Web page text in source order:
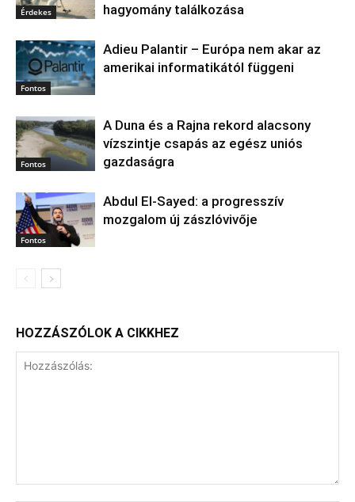
Érdekes
hagyomány találkozása
Fontos
Adieu Palantir – Európa nem akar az
amerikai informatikától függeni
Fontos
A Duna és a Rajna rekord alacsony
vízszintje csapás az egész uniós
gazdaságra
Fontos
Abdul El‑Sayed: a progresszív
mozgalom új zászlóvivője
HOZZÁSZÓLOK A CIKKHEZ